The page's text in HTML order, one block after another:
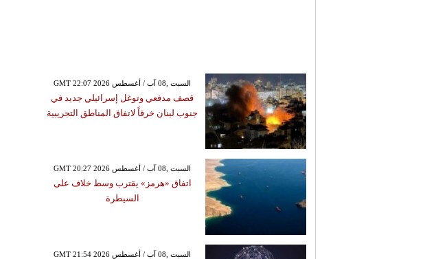
GMT 22:07 2026 السبت ,08 آب / أغسطس
قصف مدفعي وتوغل إسرائيلي جديد في
جنوب لبنان خرقاً لاتفاق المناطق التجريبية
GMT 20:27 2026 السبت ,08 آب / أغسطس
اتفاق «هرمز» يقترب وسط خلاف على
السيطرة
GMT 21:54 2026 السبت ,08 آب / أغسطس